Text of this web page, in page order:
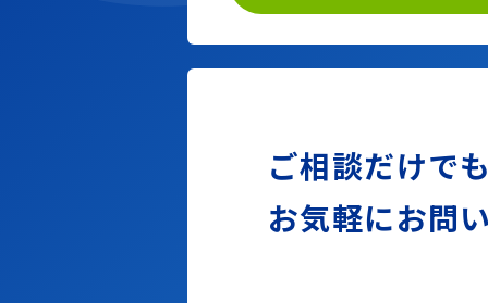
ご相談だけで
お気軽にお問